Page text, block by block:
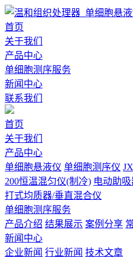
首页
关于我们
产品中心
单细胞测序服务
新闻中心
联系我们
首页
关于我们
产品中心
单细胞悬液仪 单细胞测序仪
200恒温混匀仪(制冷) 电动助
打式均质器/垂直混合仪
单细胞测序服务
产品介绍 结果展示 案例分享
新闻中心
企业新闻 行业新闻 技术文章